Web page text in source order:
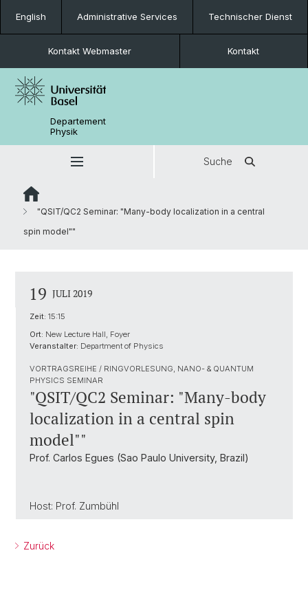
English Administrative Services Technischer Dienst
Kontakt Webmaster Kontakt
Departement
Physik
Suche
"QSIT/QC2 Seminar: "Many-body localization in a central
spin model""
19 JULI 2019
Zeit: 15:15
Ort: New Lecture Hall, Foyer
Veranstalter: Department of Physics
VORTRAGSREIHE / RINGVORLESUNG, NANO- & QUANTUM
PHYSICS SEMINAR
"QSIT/QC2 Seminar: "Many-body
localization in a central spin
model""
Prof. Carlos Egues (Sao Paulo University, Brazil)
Host: Prof. Zumbühl
Zurück